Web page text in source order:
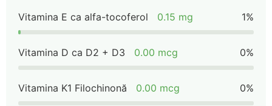
Vitamina E ca alfa-tocoferol 0.15 mg 1%
Vitamina D ca D2 + D3 0.00 mcg 0%
Vitamina K1 Filochinonă 0.00 mcg 0%